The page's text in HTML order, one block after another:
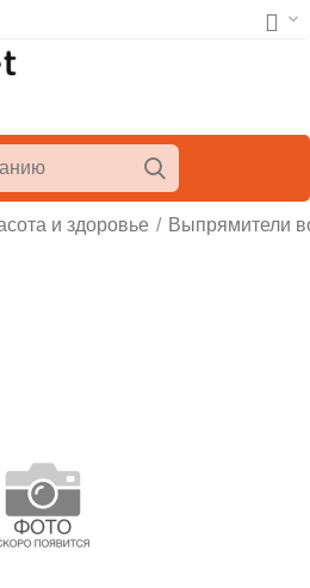
и здоровье / Выпрямители